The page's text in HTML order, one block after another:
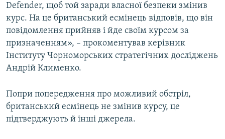
Defender, щоб той заради власної безпеки змінив
курс. На це британський есмінець відповів, що він
повідомлення прийняв і йде своїм курсом за
призначенням», – прокоментував керівник
Інституту Чорноморських стратегічних досліджень
Андрій Клименко.
Попри попередження про можливий обстріл,
британський есмінець не змінив курсу, це
підтверджують й інші джерела.